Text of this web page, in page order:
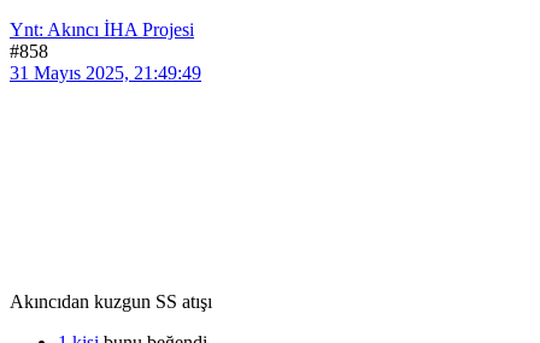
Ynt: Akıncı İHA Projesi
#858
31 Mayıs 2025, 21:49:49
Akıncıdan kuzgun SS atışı